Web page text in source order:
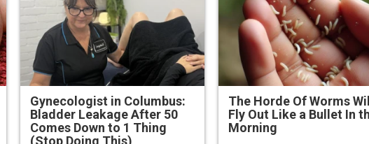
Gynecologist in Columbus:
Bladder Leakage After 50
Comes Down to 1 Thing
(Stop Doing This)
The Horde Of Worms
Fly Out Like a Bullet In
Morning